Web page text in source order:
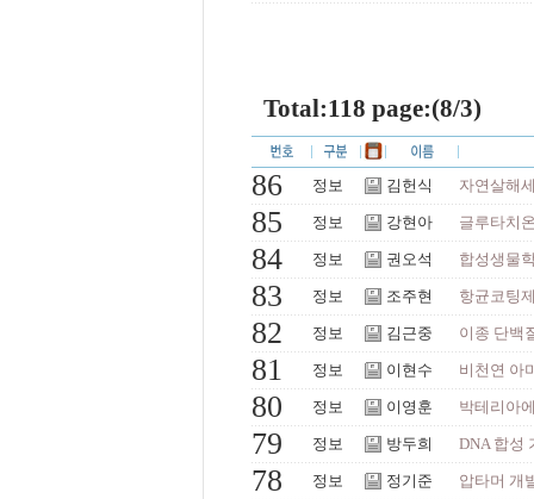
Total:118 page:(8/3)
86 정보 김헌식 자연살해
85 정보 강현아 글루타치
84 정보 권오석 합성생물
83 정보 조주현 항균코팅
82 정보 김근중 이종 단백
81 정보 이현수 비천연 아
80 정보 이영훈 박테리아
79 정보 방두희 DNA 합성
78 정보 정기준 압타머 개